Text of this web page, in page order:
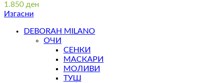
1.850 ден
Изгасни
DEBORAH MILANO
ОЧИ
СЕНКИ
МАСКАРИ
МОЛИВИ
ТУШ